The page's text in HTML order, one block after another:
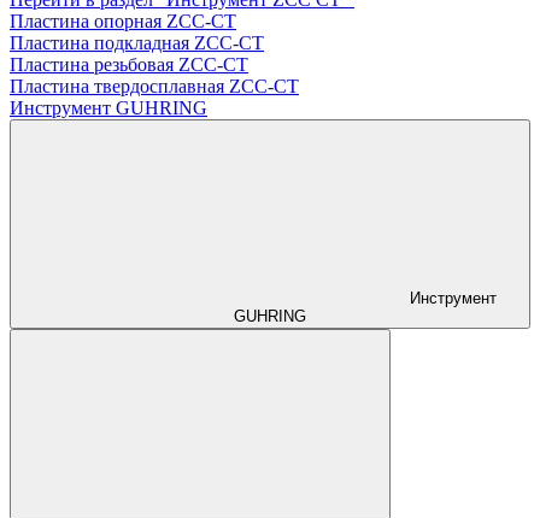
Пластина опорная ZCC-CT
Пластина подкладная ZCC-CT
Пластина резьбовая ZCC-CT
Пластина твердосплавная ZCC-CT
Инструмент GUHRING
Инструмент
GUHRING